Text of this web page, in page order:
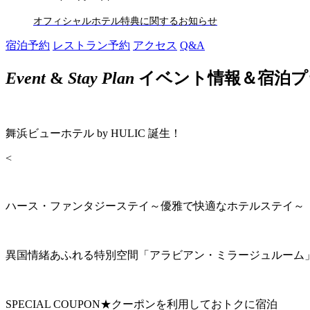
オフィシャルホテル特典に関するお知らせ
宿泊予約 レストラン予約 アクセス Q&A
Event& Stay Plan イベント情報＆宿泊
舞浜ビューホテル by HULIC 誕生！
<
ハース・ファンタジーステイ～優雅で快適なホテルステイ～
異国情緒あふれる特別空間「アラビアン・ミラージュルーム
SPECIAL COUPON★クーポンを利用しておトクに宿泊